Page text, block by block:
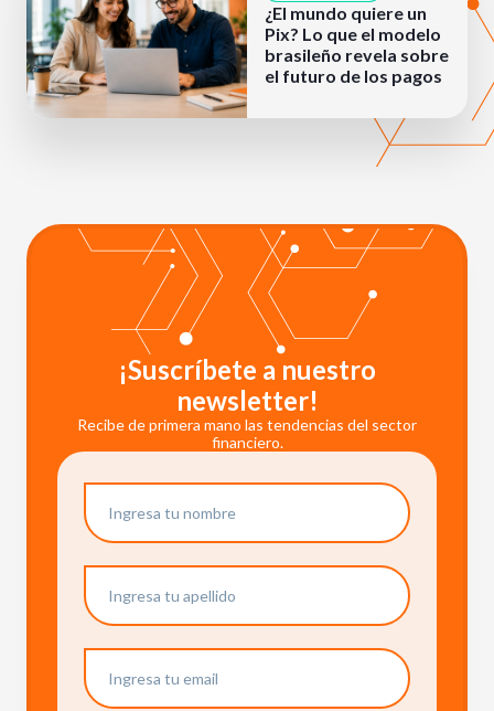
¿El mundo quiere un
Pix? Lo que el modelo
brasileño revela sobre
el futuro de los pagos
¡Suscríbete a nuestro
newsletter!
Recibe de primera mano las tendencias del sector
financiero.